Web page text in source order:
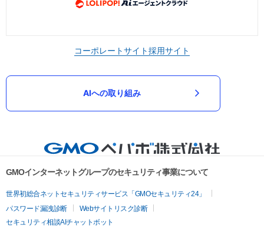
コーポレートサイト採用サイト
AIへの取り組み
GMOインターネットグループのセキュリティ事業について
世界初総合ネットセキュリティサービス「GMOセキュリティ24」
パスワード漏洩診断
Webサイトリスク診断
セキュリティ相談AIチャットボット